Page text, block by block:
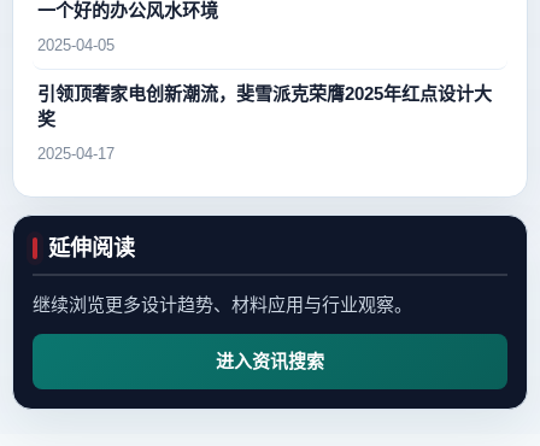
一个好的办公风水环境
2025-04-05
引领顶奢家电创新潮流，斐雪派克荣膺2025年红点设计大
奖
2025-04-17
延伸阅读
继续浏览更多设计趋势、材料应用与行业观察。
进入资讯搜索